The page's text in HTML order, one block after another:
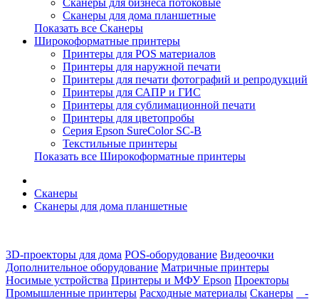
Сканеры для бизнеса потоковые
Сканеры для дома планшетные
Показать все Сканеры
Широкоформатные принтеры
Принтеры для POS материалов
Принтеры для наружной печати
Принтеры для печати фотографий и репродукций
Принтеры для САПР и ГИС
Принтеры для сублимационной печати
Принтеры для цветопробы
Серия Epson SureColor SC-B
Текстильные принтеры
Показать все Широкоформатные принтеры
Сканеры
Сканеры для дома планшетные
3D-проекторы для дома POS-оборудование Видеоочки
Дополнительное оборудование Матричные принтеры
Носимые устройства Принтеры и МФУ Epson Проекторы
Промышленные принтеры Расходные материалы Сканеры -